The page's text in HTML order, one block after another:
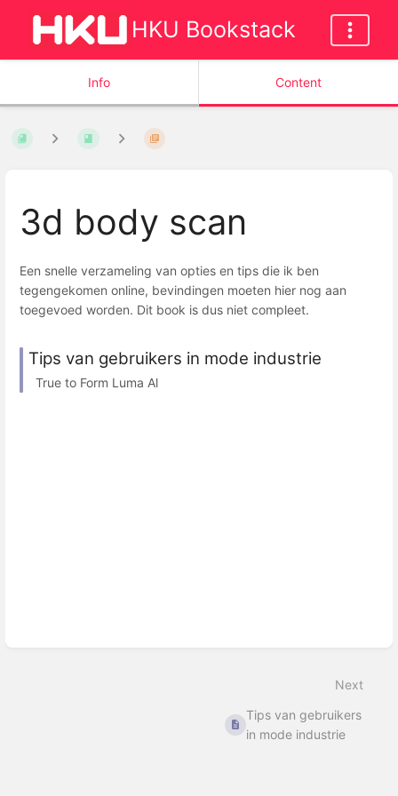
HKU Bookstack
Info Content
3d body scan
Een snelle verzameling van opties en tips die ik ben
tegengekomen online, bevindingen moeten hier nog aan
toegevoed worden. Dit book is dus niet compleet.
Tips van gebruikers in mode industrie
True to Form Luma Al
Next
Tips van gebruikers
in mode industrie